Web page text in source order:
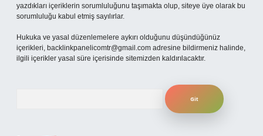
yazdıkları içeriklerin sorumluluğunu taşımakta olup, siteye üye olarak bu
sorumluluğu kabul etmiş sayılırlar.
Hukuka ve yasal düzenlemelere aykırı olduğunu düşündüğünüz
içerikleri, backlinkpanelicomtr@gmail.com adresine bildirmeniz halinde,
ilgili içerikler yasal süre içerisinde sitemizden kaldırılacaktır.